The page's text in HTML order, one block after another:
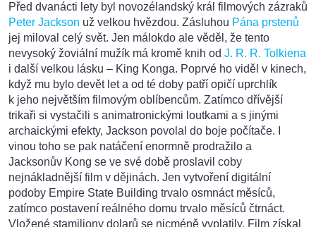
Před dvanácti lety byl novozélandský král filmových zázraků
Peter Jackson už velkou hvězdou. Zásluhou Pána prstenů
jej miloval celý svět. Jen málokdo ale věděl, že tento
nevysoký žoviální mužík má kromě knih od J. R. R. Tolkiena
i další velkou lásku – King Konga. Poprvé ho viděl v kinech,
když mu bylo devět let a od té doby patří opičí uprchlík
k jeho největším filmovým oblíbencům. Zatímco dřívější
trikaři si vystačili s animatronickými loutkami a s jinými
archaickými efekty, Jackson povolal do boje počítače. I
vinou toho se pak natáčení enormně prodražilo a
Jacksonův Kong se ve své době proslavil coby
nejnákladnější film v dějinách. Jen vytvoření digitální
podoby Empire State Building trvalo osmnáct měsíců,
zatímco postavení reálného domu trvalo měsíců čtrnáct.
Vložené stamiliony dolarů se nicméně vyplatily. Film získal